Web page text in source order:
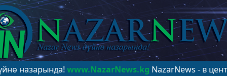
www.NazarNews.kgNazarNews - в центре